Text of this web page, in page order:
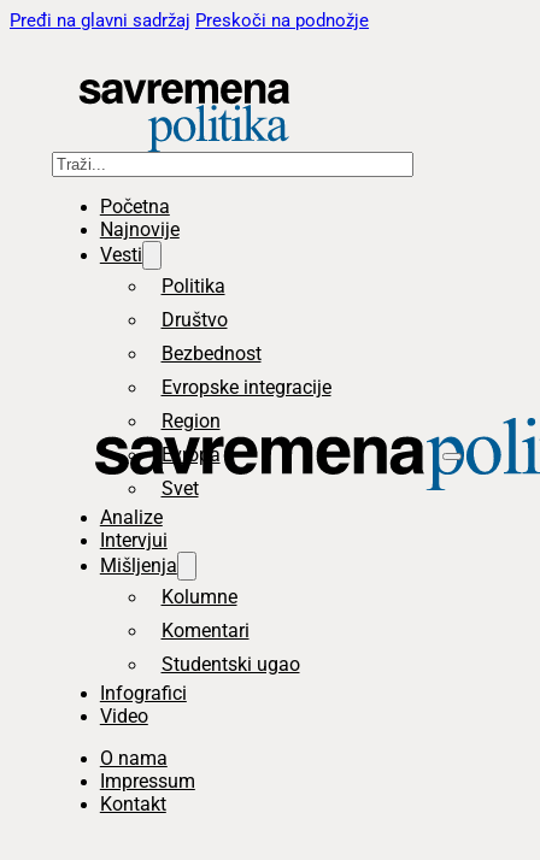
Pređi na glavni sadržaj Preskoči na podnožje
Pretraga
Početna
Najnovije
Vesti
Politika
Društvo
Bezbednost
Evropske integracije
Region
Evropa
Svet
Analize
Intervjui
Mišljenja
Kolumne
Komentari
Studentski ugao
Infografici
Video
O nama
Impressum
Kontakt